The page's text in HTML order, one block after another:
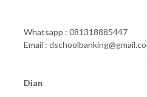
Whatsapp : 081318885447
Email :
Dian